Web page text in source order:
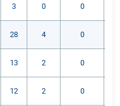
избранного вида
3 0 0
28 4 0
13 2 0
12 2 0